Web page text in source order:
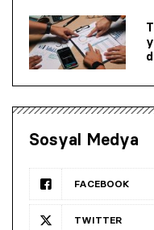
Sosyal Medya
FACEBOOK
TWITTER